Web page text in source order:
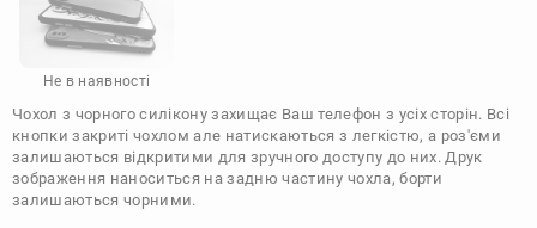
Не в наявності
Чохол з чорного силікону захищає Ваш телефон з усіх сторін. Всі
кнопки закриті чохлом але натискаються з легкістю, а роз'єми
залишаються відкритими для зручного доступу до них. Друк
зображення наноситься на задню частину чохла, борти
залишаються чорними.